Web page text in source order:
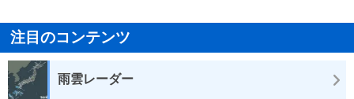
注目のコンテンツ
雨雲レーダー